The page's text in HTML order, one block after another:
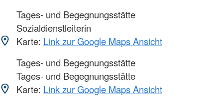
Tages- und Begegnungsstätte
Sozialdienstleiterin
Karte: Link zur Google Maps Ansicht
Tages- und Begegnungsstätte
Tages- und Begegnungsstätte
Karte: Link zur Google Maps Ansicht